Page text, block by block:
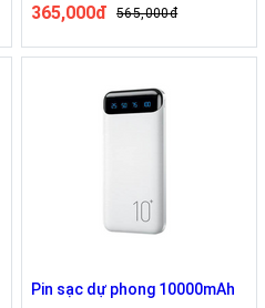
365,000đ 565,000đ
Pin sạc dự phong 10000mAh